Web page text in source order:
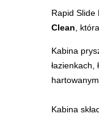
Rapid Slide
Clean ,
Kabina
Kabina